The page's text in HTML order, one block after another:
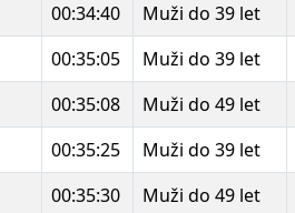
00:34:40 Muži do 39 let
00:35:05 Muži do 39 let
00:35:08 Muži do 49 let
00:35:25 Muži do 39 let
00:35:30 Muži do 49 let